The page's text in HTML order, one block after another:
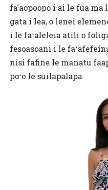
fa'aopoopo i ai le fua ma
gata i lea, o lenei
i le faʻaleleia atili o
fesoasoani i le
nisi fafine le manatu
poʻo le suilapalapa.